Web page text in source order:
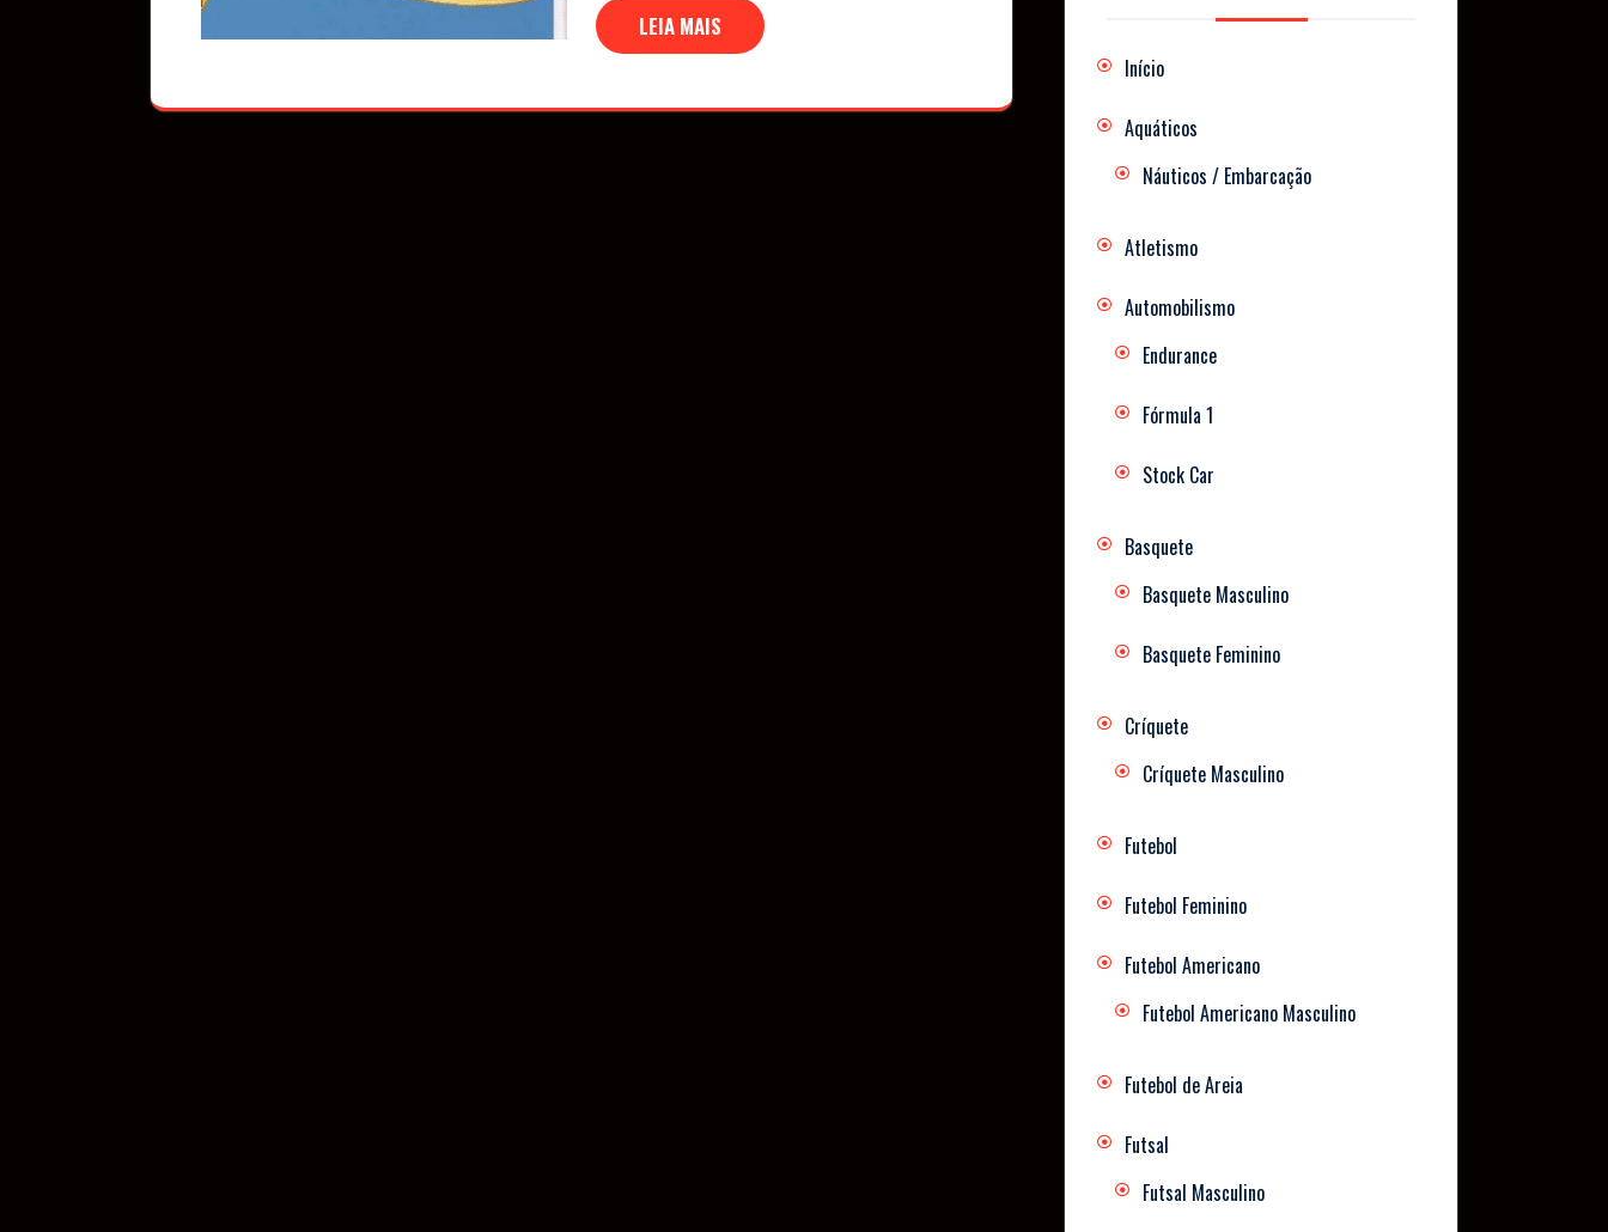
LEIA MAIS
Início
Aquáticos
Náuticos / Embarcação
Atletismo
Automobilismo
Endurance
Fórmula 1
Stock Car
Basquete
Basquete Masculino
Basquete Feminino
Críquete
Críquete Masculino
Futebol
Futebol Feminino
Futebol Americano
Futebol Americano Masculino
Futebol de Areia
Futsal
Futsal Masculino